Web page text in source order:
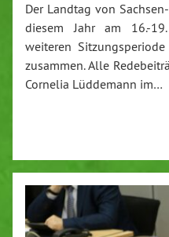
Der Landtag von
diesem Jahr am 16.-
weiteren
zusammen. Alle
Cornelia Lüddemann im…